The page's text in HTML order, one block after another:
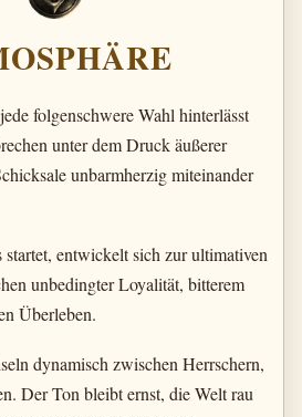
folgenschwere Wahl hinterlässt
unter dem Druck äußerer
unbarmherzig miteinander
entwickelt sich zur ultimativen
unbedingter Loyalität, bitterem
Überleben.
dynamisch zwischen Herrschern,
Der Ton bleibt ernst, die Welt rau